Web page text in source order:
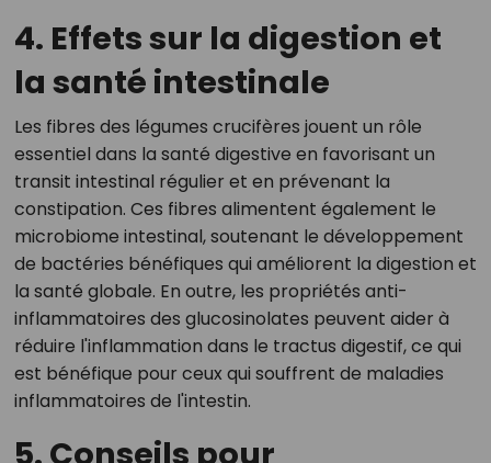
4. Effets sur la digestion et
la santé intestinale
Les fibres des légumes crucifères jouent un rôle
essentiel dans la santé digestive en favorisant un
transit intestinal régulier et en prévenant la
constipation. Ces fibres alimentent également le
microbiome intestinal, soutenant le développement
de bactéries bénéfiques qui améliorent la digestion et
la santé globale. En outre, les propriétés anti-
inflammatoires des glucosinolates peuvent aider à
réduire l'inflammation dans le tractus digestif, ce qui
est bénéfique pour ceux qui souffrent de maladies
inflammatoires de l'intestin.